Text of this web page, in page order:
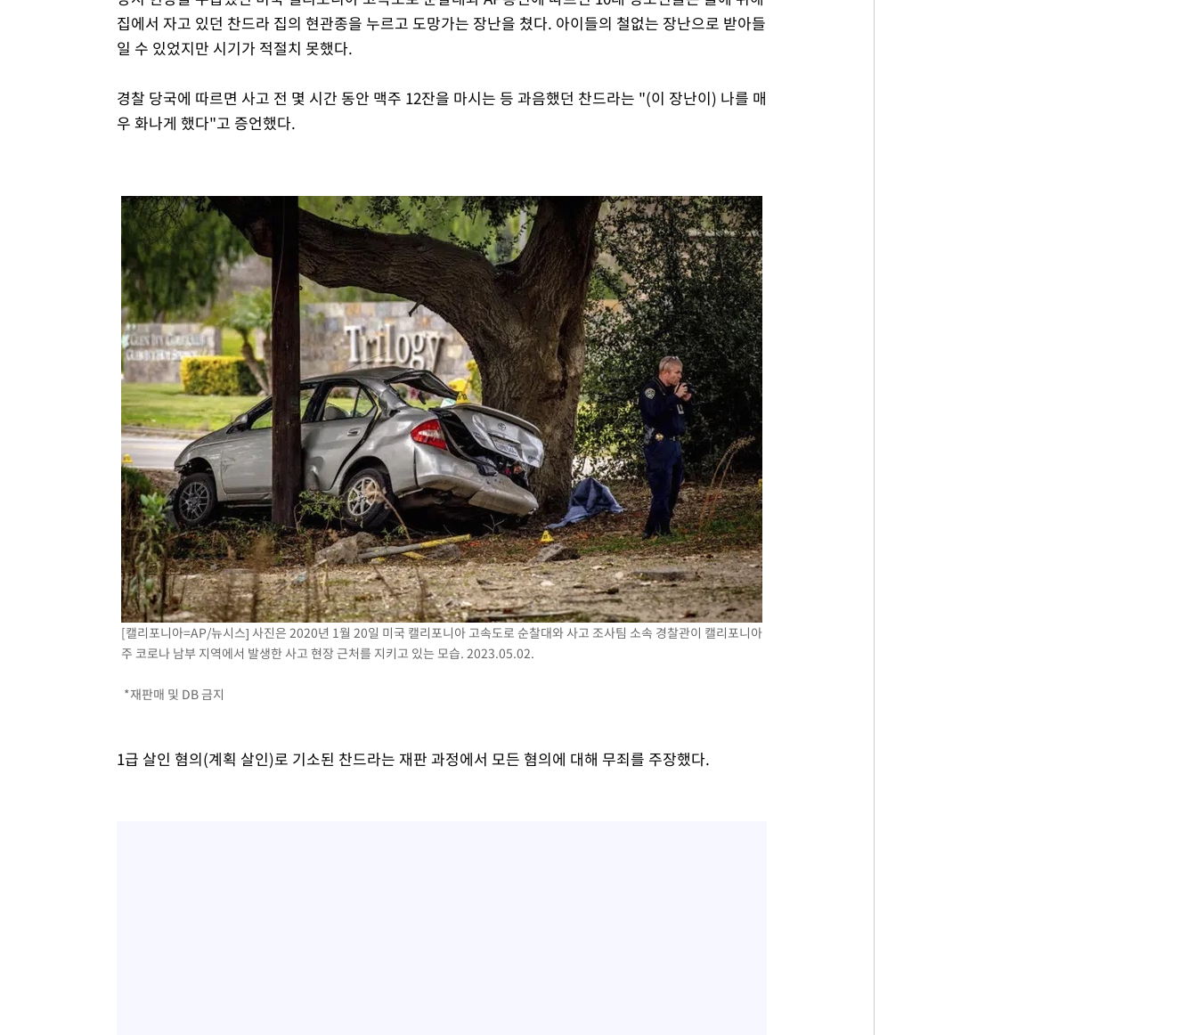
집에서 자고 있던 찬드라 집의 현관종을 누르고 도망가는 장난을 쳤다. 아이들의 철없는 장난으로 받아들
일 수 있었지만 시기가 적절치 못했다.
경찰 당국에 따르면 사고 전 몇 시간 동안 맥주 12잔을 마시는 등 과음했던 찬드라는 "(이 장난이) 나를 매
우 화나게 했다"고 증언했다.
[캘리포니아=AP/뉴시스] 사진은 2020년 1월 20일 미국 캘리포니아 고속도로 순찰대와 사고 조사팀 소속 경찰관이 캘리포니아
주 코로나 남부 지역에서 발생한 사고 현장 근처를 지키고 있는 모습. 2023.05.02.
*재판매 및 DB 금지
1급 살인 혐의(계획 살인)로 기소된 찬드라는 재판 과정에서 모든 혐의에 대해 무죄를 주장했다.